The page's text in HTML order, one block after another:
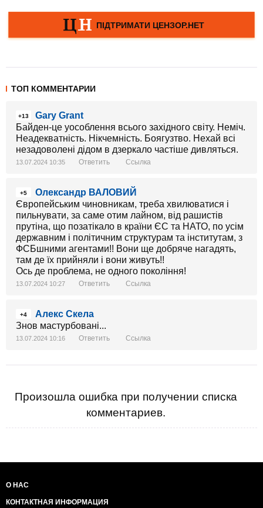
ТОП КОММЕНТАРИИ
+13
Gary Grant
Байден-це уособлення всього західного світу. Неміч.
Неадекватність. Нікчемність. Боягузтво. Нехай всі
незадоволені дідом в дзеркало частіше дивляться.
13.07.2024 10:35 Ответить Ссылка
+5
Олександр ВАЛОВИЙ
Європейським чиновникам, треба хвилюватися і
пильнувати, за саме отим лайном, від рашистів
прутіна, що позатікало в країни ЄС та НАТО, по усім
державним і політичним структурам та інститутам, з
ФСБшними агентами!! Вони ще добряче нагадять,
там де їх прийняли і вони живуть!!
Ось де проблема, не одного покоління!
13.07.2024 10:27 Ответить Ссылка
+4
Алекс Скела
Знов мастурбовані...
13.07.2024 10:16 Ответить Ссылка
Произошла ошибка при получении списка
комментариев.
О НАС
КОНТАКТНАЯ ИНФОРМАЦИЯ